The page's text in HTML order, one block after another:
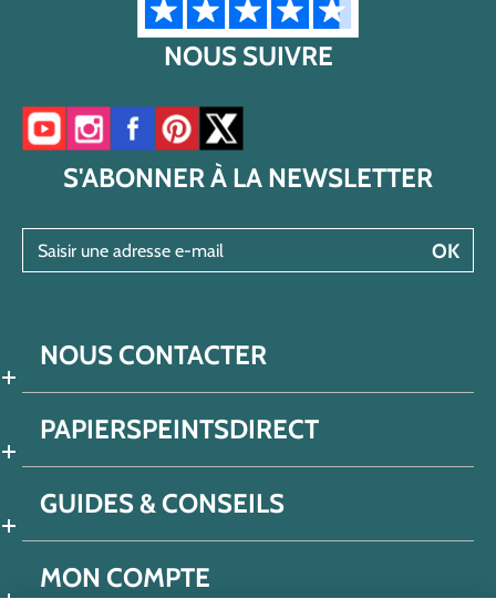
NOUS SUIVRE
Accéder à notre chaîne YouTube
Accéder à notre compte Instagram
Accéder à notre page Facebook
Accéder à notre compte Pinterest
Accéder à notre compte Twitter/X
S'ABONNER À LA NEWSLETTER
OK
NOUS CONTACTER
PAPIERSPEINTSDIRECT
GUIDES & CONSEILS
MON COMPTE